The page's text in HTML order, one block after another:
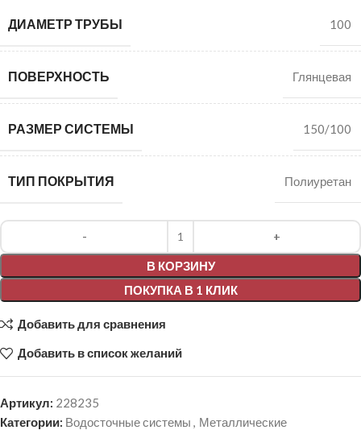
ДИАМЕТР ТРУБЫ 100
ПОВЕРХНОСТЬ Глянцевая
РАЗМЕР СИСТЕМЫ 150/100
ТИП ПОКРЫТИЯ Полиуретан
В КОРЗИНУ
ПОКУПКА В 1 КЛИК
Alternative:
Добавить для сравнения
Добавить в список желаний
Артикул: 228235
Категории: Водосточные системы , Металлические